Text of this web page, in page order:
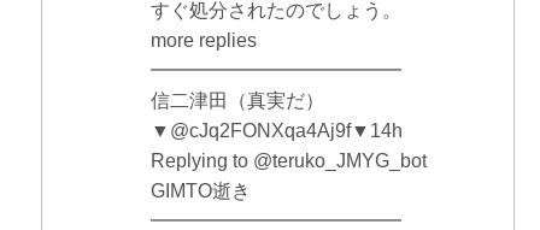
すぐ処分されたのでしょう。
more replies
━━━━━━━━━━━━━
信二津田（真実だ）
▼@cJq2FONXqa4Aj9f▼14h
Replying to @teruko_JMYG_bot
GIMTO逝き
━━━━━━━━━━━━━